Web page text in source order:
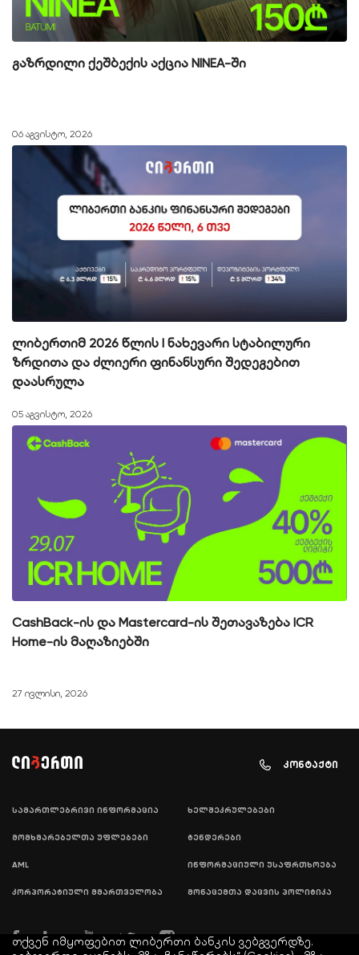
გაზრდილი ქეშბექის აქცია NINEA-ში
06 აგვისტო, 2026
ლიბერთიმ 2026 წლის I ნახევარი სტაბილური
ზრდითა და ძლიერი ფინანსური შედეგებით
დაასრულა
05 აგვისტო, 2026
CashBack-ის და Mastercard-ის შეთავაზება ICR
Home-ის მაღაზიებში
27 ივლისი, 2026
კონტაქტი
სამართლებრივი ინფორმაცია ხელშეკრულებები
მომხმარებელთა უფლებები ტენდერები
AML ინფორმაციული უსაფრთხოება
კორპორატიული მმართველობა მონაცემთა დაცვის პოლიტიკა
თქვენ იმყოფებით ლიბერთი ბანკის ვებგვერდზე.